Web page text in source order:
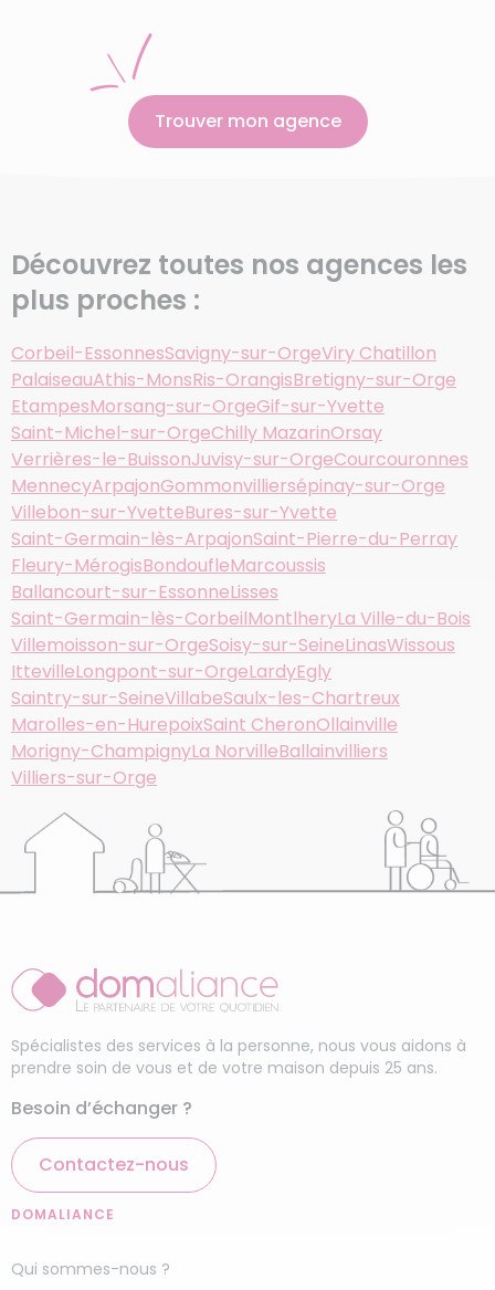
Trouver mon agence
Découvrez toutes nos agences les
plus proches :
Corbeil-EssonnesSavigny-sur-OrgeViry Chatillon
PalaiseauAthis-MonsRis-OrangisBretigny-sur-Orge
EtampesMorsang-sur-OrgeGif-sur-Yvette
Saint-Michel-sur-OrgeChilly MazarinOrsay
Verrières-le-BuissonJuvisy-sur-OrgeCourcouronnes
MennecyArpajonGommonvilliersépinay-sur-Orge
Villebon-sur-YvetteBures-sur-Yvette
Saint-Germain-lès-ArpajonSaint-Pierre-du-Perray
Fleury-MérogisBondoufleMarcoussis
Ballancourt-sur-EssonneLisses
Saint-Germain-lès-CorbeilMontlheryLa Ville-du-Bois
Villemoisson-sur-OrgeSoisy-sur-SeineLinasWissous
IttevilleLongpont-sur-OrgeLardyEgly
Saintry-sur-SeineVillabeSaulx-les-Chartreux
Marolles-en-HurepoixSaint CheronOllainville
Morigny-ChampignyLa NorvilleBallainvilliers
Villiers-sur-Orge
Spécialistes des services à la personne, nous vous aidons à
prendre soin de vous et de votre maison depuis 25 ans.
Besoin d’échanger ?
Contactez-nous
DOMALIANCE
Qui sommes-nous ?